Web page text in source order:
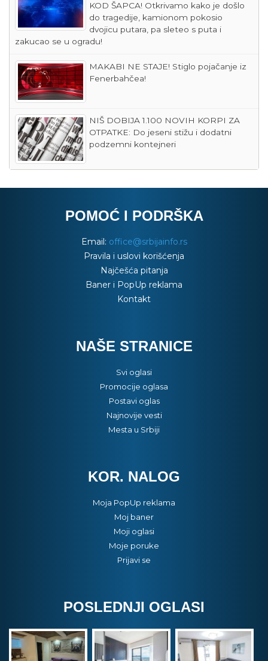
KOD ŠAPCA! Otkrivamo kako je došlo
do tragedije, kamionom pokosio
dvojicu putara, pa sleteo s puta i
zakucao se u ogradu!
MAKABI NE STAJE! Stiglo pojačanje iz
Fenerbahčea!
NIŠ DOBIJA 1.100 NOVIH KORPI ZA
OTPATKE: Do jeseni stižu i dodatni
podzemni kontejneri
POMOĆ I PODRŠKA
Email: office@srbijainfo.rs
Pravila i uslovi korišćenja
Najčešća pitanja
Baner i PopUp reklama
Kontakt
NAŠE STRANICE
Svi oglasi
Promocije oglasa
Postavi oglas
Najnovije vesti
Mesta u Srbiji
KOR. NALOG
Moja PopUp reklama
Moj baner
Moji oglasi
Moje poruke
Prijavi se
POSLEDNJI OGLASI